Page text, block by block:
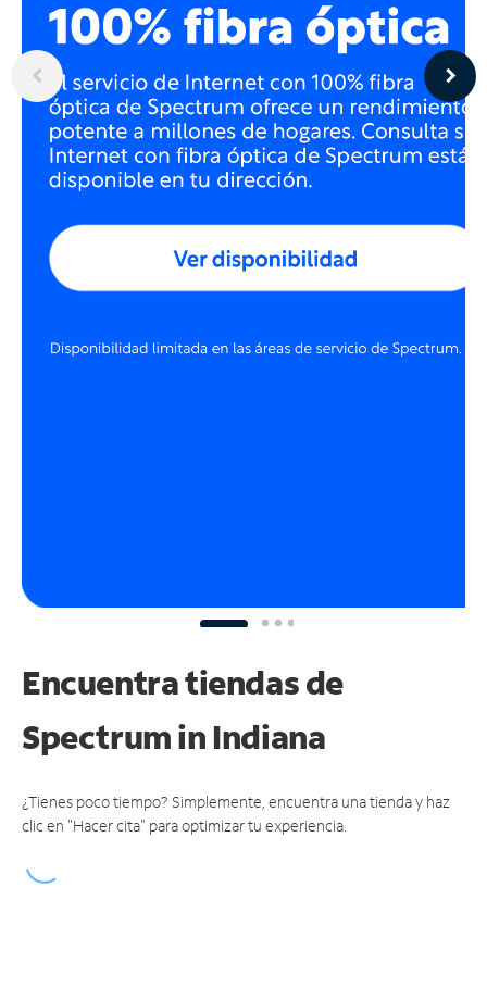
Encuentra tiendas de
Spectrumin Indiana
¿Tienes poco tiempo? Simplemente, encuentra una tienda y haz
clic en "Hacer cita" para optimizar tu experiencia.